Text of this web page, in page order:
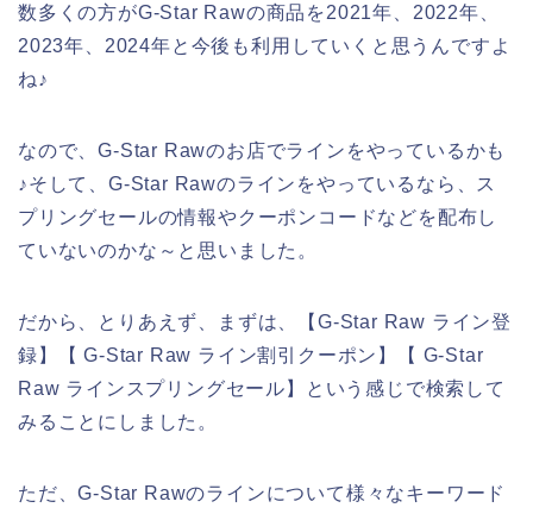
数多くの方がG-Star Rawの商品を2021年、2022年、
2023年、2024年と今後も利用していくと思うんですよ
ね♪
なので、G-Star Rawのお店でラインをやっているかも
♪そして、G-Star Rawのラインをやっているなら、ス
プリングセールの情報やクーポンコードなどを配布し
ていないのかな～と思いました。
だから、とりあえず、まずは、【G-Star Raw ライン登
録】【 G-Star Raw ライン割引クーポン】【 G-Star
Raw ラインスプリングセール】という感じで検索して
みることにしました。
ただ、G-Star Rawのラインについて様々なキーワード